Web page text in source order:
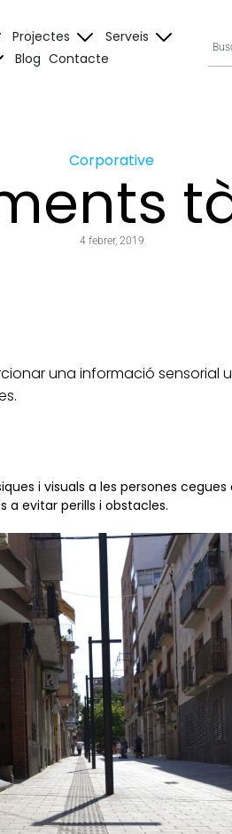
Projectes
Serveis
Blog Contacte
Corporative
4 febrer, 2019
una informació sensorial
i visuals a les persones
a evitar perills i obstacles.